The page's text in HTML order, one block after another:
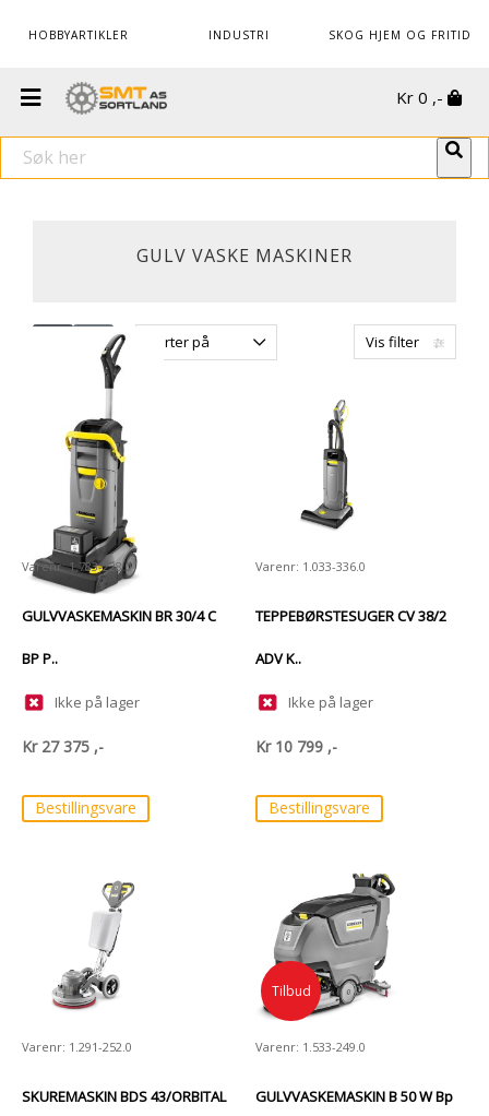
HOBBYARTIKLER INDUSTRI SKOG HJEM OG FRITID
Kr 0 ,-
GULV VASKE MASKINER
Vis filter
Sorter på
Varenr: 1.783-228.0
GULVVASKEMASKIN BR 30/4 C
BP P..
Ikke på lager
Kr 27 375 ,-
Bestillingsvare
Varenr: 1.033-336.0
TEPPEBØRSTESUGER CV 38/2
ADV K..
Ikke på lager
Kr 10 799 ,-
Bestillingsvare
Varenr: 1.291-252.0
SKUREMASKIN BDS 43/ORBITAL
Tilbud
Varenr: 1.533-249.0
GULVVASKEMASKIN B 50 W Bp